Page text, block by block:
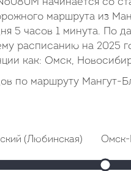
начинается со
маршрута из
5 часов 1 минута. По
расписанию на 2025
как: Омск,
по маршруту Мангут-
(Любинская) Омск-